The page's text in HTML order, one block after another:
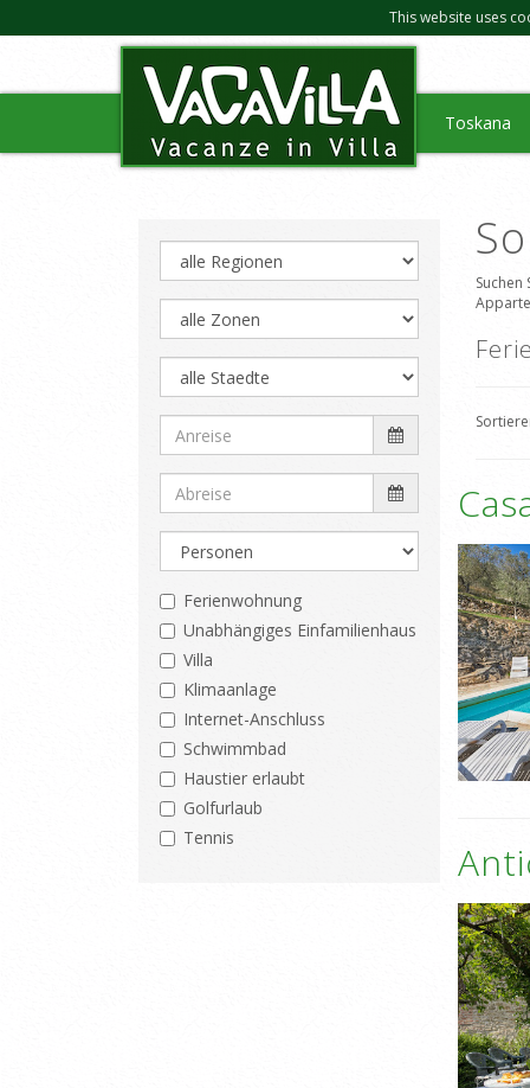
This website uses
Toskana
Ferienwohnung
Unabhängiges Einfamilienhaus
Villa
Klimaanlage
Internet-Anschluss
Schwimmbad
Haustier erlaubt
Golfurlaub
Tennis